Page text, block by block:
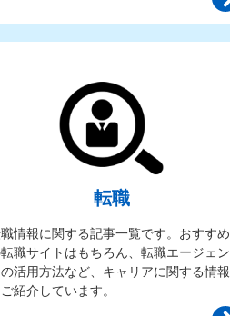
転職
情報に関する記事一覧です。おすすめ
職サイトはもちろん、転職エージェン
の活用方法など、キャリアに関する情報
紹介しています。